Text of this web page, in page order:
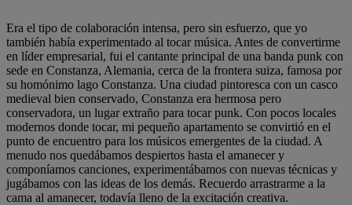
Era el tipo de colaboración intensa, pero sin esfuerzo, que yo
también había experimentado al tocar música. Antes de convertirme
en líder empresarial, fui el cantante principal de una banda punk con
sede en Constanza, Alemania, cerca de la frontera suiza, famosa por
su homónimo lago Constanza. Una ciudad pintoresca con un casco
medieval bien conservado, Constanza era hermosa pero
conservadora, un lugar extraño para tocar punk. Con pocos locales
modernos donde tocar, mi pequeño apartamento se convirtió en el
punto de encuentro para los músicos emergentes de la ciudad. A
menudo nos quedábamos despiertos hasta el amanecer y
componíamos canciones, experimentábamos con nuevas técnicas y
jugábamos con las ideas de los demás. Recuerdo arrastrarme a la
cama al amanecer, todavía lleno de la excitación creativa.